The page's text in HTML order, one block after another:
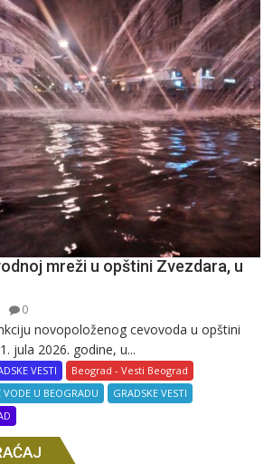
mreži u opštini Zvezdara, u
0
novopoloženog cevovoda u opštini
jula 2026. godine, u...
VESTI
Beograd - Vesti Beograd
VODE U BEOGRADU
GRADSKE VESTI